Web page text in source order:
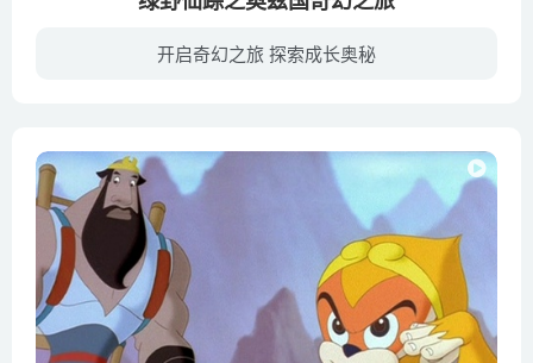
开启奇幻之旅 探索成长奥秘